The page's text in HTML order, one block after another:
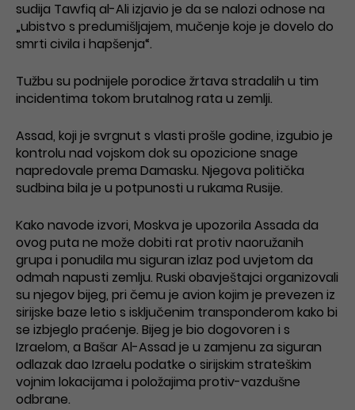
sudija Tawfiq al-Ali izjavio je da se nalozi odnose na
„ubistvo s predumišljajem, mučenje koje je dovelo do
smrti civila i hapšenja“.
Tužbu su podnijele porodice žrtava stradalih u tim
incidentima tokom brutalnog rata u zemlji.
Assad, koji je svrgnut s vlasti prošle godine, izgubio je
kontrolu nad vojskom dok su opozicione snage
napredovale prema Damasku. Njegova politička
sudbina bila je u potpunosti u rukama Rusije.
Kako navode izvori, Moskva je upozorila Assada da
ovog puta ne može dobiti rat protiv naoružanih
grupa i ponudila mu siguran izlaz pod uvjetom da
odmah napusti zemlju. Ruski obavještajci organizovali
su njegov bijeg, pri čemu je avion kojim je prevezen iz
sirijske baze letio s isključenim transponderom kako bi
se izbjeglo praćenje. Bijeg je bio dogovoren i s
Izraelom, a Bašar Al-Assad je u zamjenu za siguran
odlazak dao Izraelu podatke o sirijskim strateškim
vojnim lokacijama i položajima protiv-vazdušne
odbrane.